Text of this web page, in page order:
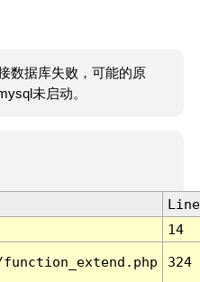
数据库失败，可能的原
未启动。
Line
14
324